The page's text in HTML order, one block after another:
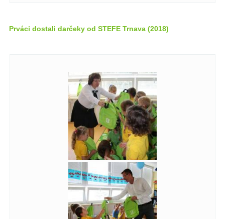
Prváci dostali darčeky od STEFE Trnava (2018)